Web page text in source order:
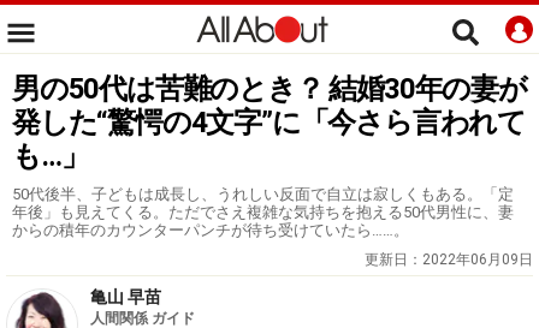
男の50代は苦難のとき？ 結婚30年の妻が
発した“驚愕の4文字”に「今さら言われて
も…」
50代後半、子どもは成長し、うれしい反面で自立は寂しくもある。「定
年後」も見えてくる。ただでさえ複雑な気持ちを抱える50代男性に、妻
からの積年のカウンターパンチが待ち受けていたら……。
更新日： 2022年06月09日
亀山 早苗
人間関係 ガイド